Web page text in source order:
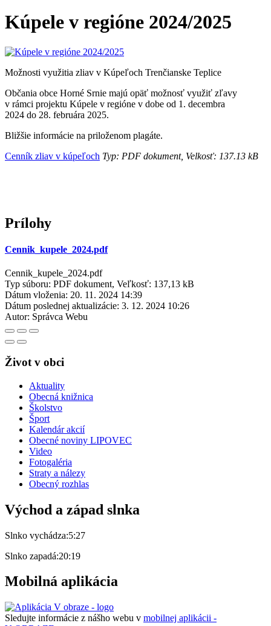
Kúpele v regióne 2024/2025
Možnosti využitia zliav v Kúpeľoch Trenčianske Teplice
Občania obce Horné Srnie majú opäť možnosť využiť zľavy
v rámci projektu Kúpele v regióne v dobe od 1. decembra
2024 do 28. februára 2025.
Bližšie informácie na priloženom plagáte.
Cenník zliav v kúpeľoch Typ: PDF dokument, Velkosť: 137.13 kB
Prílohy
Cennik_kupele_2024.pdf
Cennik_kupele_2024.pdf
Typ súboru: PDF dokument, Veľkosť: 137,13 kB
Dátum vloženia: 20. 11. 2024 14:39
Dátum poslednej aktualizácie: 3. 12. 2024 10:26
Autor: Správca Webu
Život v obci
Aktuality
Obecná knižnica
Školstvo
Šport
Kalendár akcií
Obecné noviny LIPOVEC
Video
Fotogaléria
Straty a nálezy
Obecný rozhlas
Východ a západ slnka
Slnko vychádza:5:27
Slnko zapadá:20:19
Mobilná aplikácia
Sledujte informácie z nášho webu v mobilnej aplikácii -